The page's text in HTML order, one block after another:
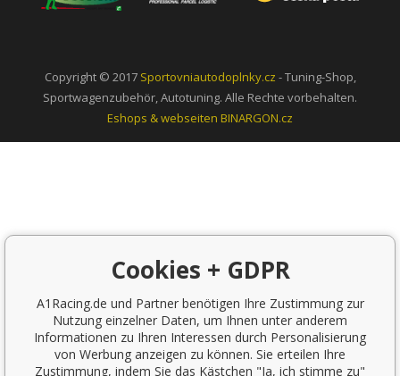
Copyright © 2017 Sportovniautodoplnky.cz - Tuning-Shop,
Sportwagenzubehör, Autotuning. Alle Rechte vorbehalten.
Eshops & webseiten BINARGON.cz
Cookies + GDPR
A1Racing.de und Partner benötigen Ihre Zustimmung zur
Nutzung einzelner Daten, um Ihnen unter anderem
Informationen zu Ihren Interessen durch Personalisierung
von Werbung anzeigen zu können. Sie erteilen Ihre
Zustimmung, indem Sie das Kästchen "Ja, ich stimme zu"